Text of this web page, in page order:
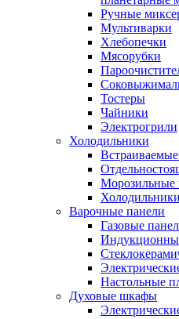
Ручные
Мультиварки
Хлебопечки
Мясорубки
Тостеры
Чайники
Электрогрили
Холодильники
Морозильные
Варочные панели
Газовые
Настольные
Духовые шкафы